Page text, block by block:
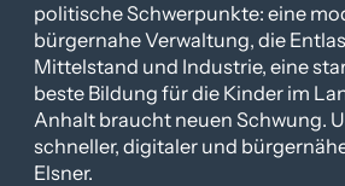
politische Schwerpunkte: eine
bürgernahe Verwaltung, die
Mittelstand und Industrie, eine
beste Bildung für die Kinder im
Anhalt braucht neuen Schwung.
schneller, digitaler und
Elsner.